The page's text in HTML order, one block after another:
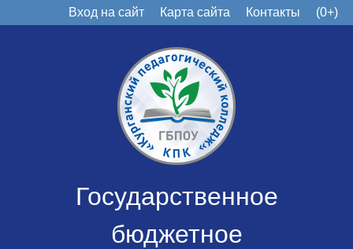
Вход на сайт Карта сайта Контакты (0+)
Государственное
бюджетное